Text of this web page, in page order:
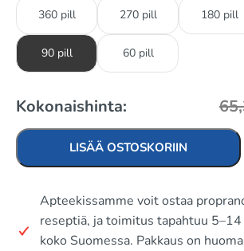
360 pill 270 pill 180 pill
90 pill 60 pill
Kokonaishinta:
LISÄÄ OSTOSKORIIN
Apteekissamme voit ostaa
reseptiä, ja toimitus tapahtuu
koko Suomessa. Pakkaus on